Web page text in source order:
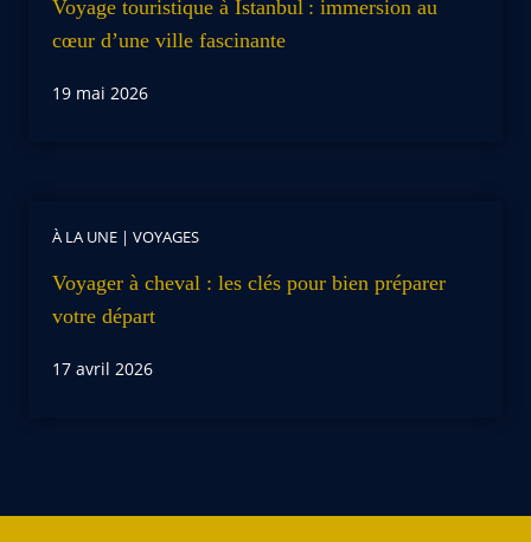
Voyage touristique à Istanbul : immersion au
cœur d’une ville fascinante
19 mai 2026
À LA UNE | VOYAGES
Voyager à cheval : les clés pour bien préparer
votre départ
17 avril 2026